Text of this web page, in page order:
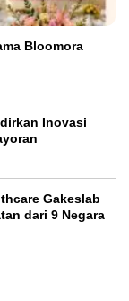
Bloomora
Inovasi
Gakeslab
dari 9 Negara